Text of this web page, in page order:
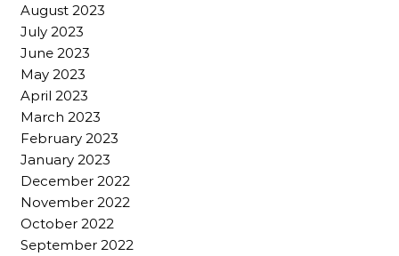
August 2023
July 2023
June 2023
May 2023
April 2023
March 2023
February 2023
January 2023
December 2022
November 2022
October 2022
September 2022